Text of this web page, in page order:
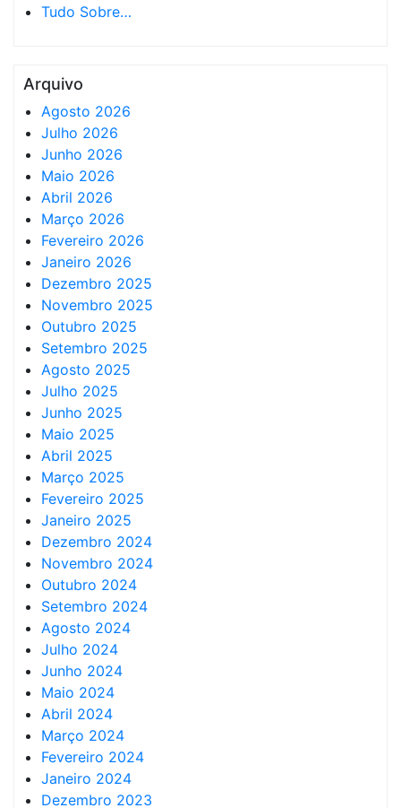
Tudo Sobre…
Arquivo
Agosto 2026
Julho 2026
Junho 2026
Maio 2026
Abril 2026
Março 2026
Fevereiro 2026
Janeiro 2026
Dezembro 2025
Novembro 2025
Outubro 2025
Setembro 2025
Agosto 2025
Julho 2025
Junho 2025
Maio 2025
Abril 2025
Março 2025
Fevereiro 2025
Janeiro 2025
Dezembro 2024
Novembro 2024
Outubro 2024
Setembro 2024
Agosto 2024
Julho 2024
Junho 2024
Maio 2024
Abril 2024
Março 2024
Fevereiro 2024
Janeiro 2024
Dezembro 2023